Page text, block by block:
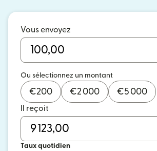
Vous envoyez
Ou sélectionnez un montant
€200 €2 000 €5 000
Il reçoit
Taux quotidien